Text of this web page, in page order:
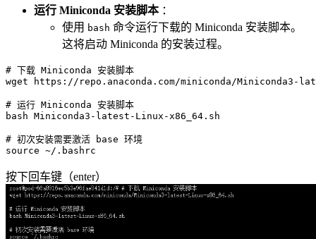
运行 Miniconda 安装脚本：
使用 bash 命令运行下载的 Miniconda 安装脚本。
这将启动 Miniconda 的安装过程。
# 下载 Miniconda 安装脚本
wget https://repo.anaconda.com/miniconda/Miniconda3-
# 运行 Miniconda 安装脚本
bash Miniconda3-latest-Linux-x86_64.sh
# 初次安装需要激活 base 环境
source
按下回车键（enter）